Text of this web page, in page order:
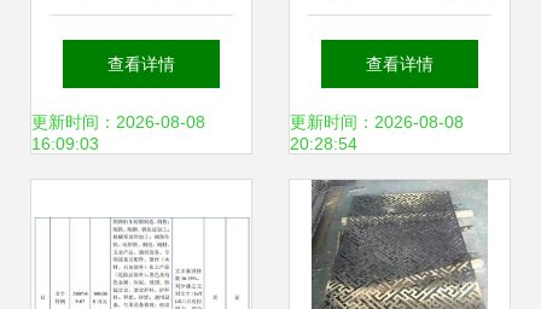
纸加工厂还是钢压
延加工厂，哪种更
查看详情
更新时间：2026-08-08
16:09:03
配送中心项目可行
性研究报告模板备
案审批
查看详情
更新时间：2026-08-08
20:28:54